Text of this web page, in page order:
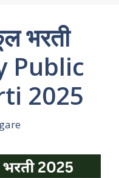
भरती
Public
2025